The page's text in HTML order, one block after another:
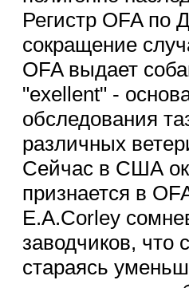
Регистр OFA по
сокращение
OFA выдает
"exellent" -
обследования
различных
Сейчас в США
признается в
E.A.Corley
заводчиков, что
стараясь